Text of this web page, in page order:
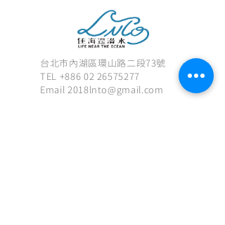
台北市內湖區環山路二段73號
TEL +886 02 26575277
Email 2018lnto@gmail.com